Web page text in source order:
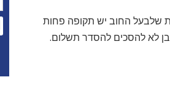
שלבעל החוב יש תקופה פחות
לא להסכים להסדר תשלום.